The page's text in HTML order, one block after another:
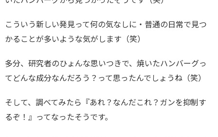
こういう新しい発見って何の気なしに・普通の日常で見つ
かることが多いような気がします（笑）
多分、研究者のひょんな思いつきで、焼いたハンバーグっ
てどんな成分なんだろう？って思ったんでしょうね（笑）
そして、調べてみたら『あれ？なんだこれ？ガンを抑制す
るぞ！』ってなったそうです。